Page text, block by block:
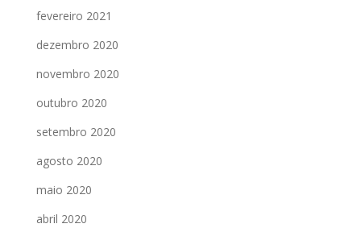
fevereiro 2021
dezembro 2020
novembro 2020
outubro 2020
setembro 2020
agosto 2020
maio 2020
abril 2020